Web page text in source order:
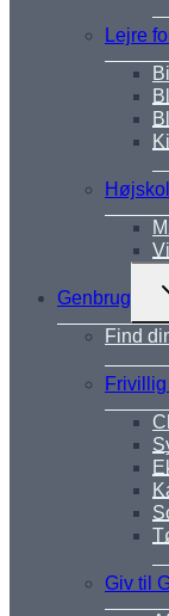
Lejre
Genbrug
Find
Giv til